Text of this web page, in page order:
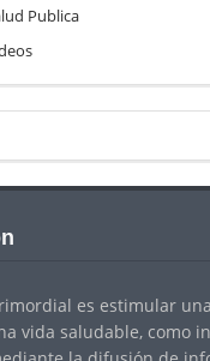
Publica
es estimular
vida saludable, como